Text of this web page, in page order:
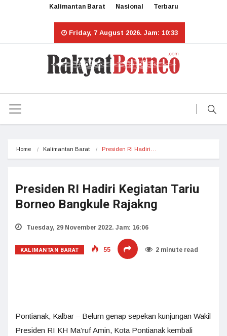
Kalimantan Barat Nasional Terbaru
Friday, 7 August 2026. Jam: 10:33
Home Kalimantan Barat Presiden RI Hadiri…
Presiden RI Hadiri Kegiatan Tariu
Borneo Bangkule Rajakng
Tuesday, 29 November 2022. Jam: 16:06
KALIMANTAN BARAT 55 2 minute read
Pontianak, Kalbar – Belum genap sepekan kunjungan Wakil
Presiden RI KH Ma’ruf Amin, Kota Pontianak kembali